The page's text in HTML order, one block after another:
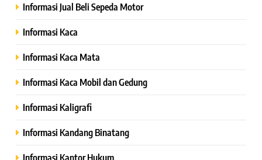
Informasi Jual Beli Sepeda Motor
Informasi Kaca
Informasi Kaca Mata
Informasi Kaca Mobil dan Gedung
Informasi Kaligrafi
Informasi Kandang Binatang
Informasi Kantor Hukum